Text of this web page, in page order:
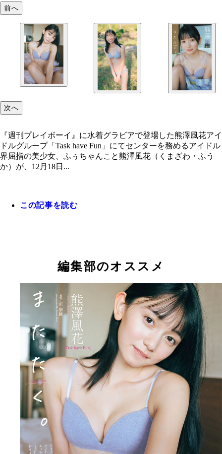
【デジタル限定】熊澤風花写真集『またたく。』
熊澤風花デジタル写真集『またたく。』 撮影／
前へ
次へ
『週刊プレイボーイ』に水着グラビアで登場した熊澤風花アイ
ドルグループ「Task have Fun」にてセンターを務めるアイドル
界屈指の美少女、ふぅちゃんこと熊澤風花（くまざわ・ふう
か）が、12月18日...
この記事を読む
編集部のオススメ